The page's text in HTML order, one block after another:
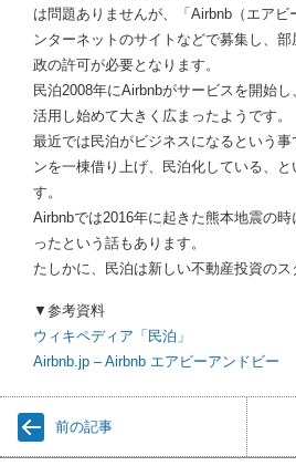
は問題ありませんが、「Airbnb（エアビ
ンターネットのサイトなどで募集し、
政の許可が必要となります。
民泊2008年にAirbnbがサービスを開始
活用し始めて大きく広まったようです。
最近では民泊がビジネスになるという事
ンを一棟借り上げ、民泊化している、
す。
Airbnbでは2016年に起きた熊本地震の
ったという話もあります。
たしかに、民泊は新しい不動産投資のス
▼参考資料
ウィキペディア「民泊」
Airbnb.jp – Airbnb エアビーアンドビー
前の記事